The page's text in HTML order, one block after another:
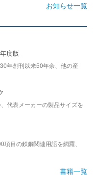
お知らせ一覧
度版
年創刊以来50年余、他の産
代表メーカーの製品サイズを
目の鉄鋼関連用語を網羅、
書籍一覧